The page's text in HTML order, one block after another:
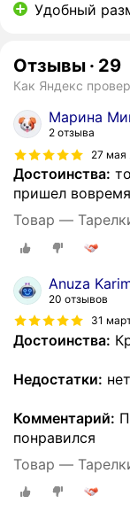
Удобный
Отзывы · 29
Как Яндекс
Марина
2 отзыва
27 мая
Достоинства:
пришел
Товар —
Anuza
20 отзывов
31
Достоинства:
Недостатки:
Комментарий:
понравился
Товар —